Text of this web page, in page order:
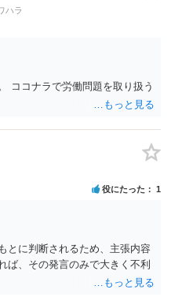
ハラ
ココナラで労働問題を取り扱う
役にたった 1
とに判断されるため、主張内容
ば、その発言のみで大きく不利